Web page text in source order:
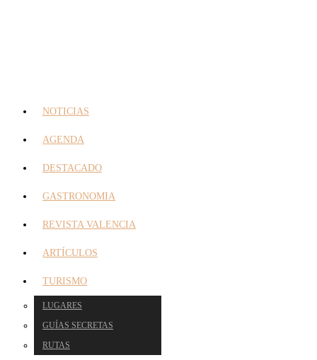
NOTICIAS
AGENDA
DESTACADO
GASTRONOMIA
REVISTA VALENCIA
ARTÍCULOS
TURISMO
LUGARES
GUÍAS SECRETAS
RUTAS